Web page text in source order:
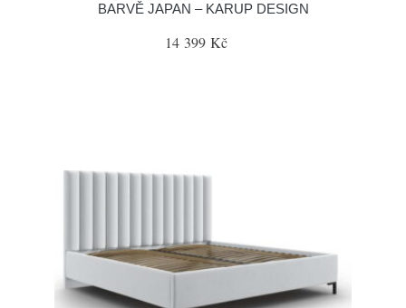
BARVĚ JAPAN – KARUP DESIGN
14 399 Kč